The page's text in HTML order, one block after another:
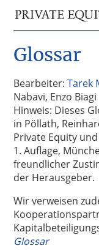
Hauptnavigation
springen
Inhalt
springen
Private
Equity
Das
für
Private
Equity-
Branche
–
Investment
Funds
I
M&A
Tax
Glossar
Bearbeiter:Tarek
Nabavi, Enzo Biagi
Hinweis: Dieses
in Pöllath,
Private Equity
1. Auflage,
freundlicher
der Herausgeber.
Wir verweisen
Glossar